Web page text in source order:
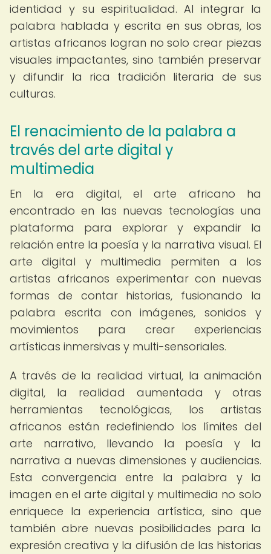
identidad y su espiritualidad. Al integrar la
palabra hablada y escrita en sus obras, los
artistas africanos logran no solo crear piezas
visuales impactantes, sino también preservar
y difundir la rica tradición literaria de sus
culturas.
El renacimiento de la palabra a
través del arte digital y
multimedia
En la era digital, el arte africano ha
encontrado en las nuevas tecnologías una
plataforma para explorar y expandir la
relación entre la poesía y la narrativa visual. El
arte digital y multimedia permiten a los
artistas africanos experimentar con nuevas
formas de contar historias, fusionando la
palabra escrita con imágenes, sonidos y
movimientos para crear experiencias
artísticas inmersivas y multi-sensoriales.
A través de la realidad virtual, la animación
digital, la realidad aumentada y otras
herramientas tecnológicas, los artistas
africanos están redefiniendo los límites del
arte narrativo, llevando la poesía y la
narrativa a nuevas dimensiones y audiencias.
Esta convergencia entre la palabra y la
imagen en el arte digital y multimedia no solo
enriquece la experiencia artística, sino que
también abre nuevas posibilidades para la
expresión creativa y la difusión de las historias